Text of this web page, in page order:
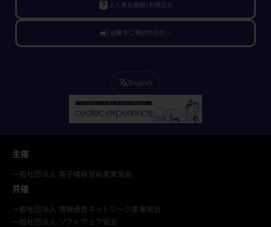
live_help よくある質問/お問合せ
campaign出展をご検討中の方へ
translateEnglish
主催
一般社団法人 電子情報技術産業協会
共催
一般社団法人 情報通信ネットワーク産業協会
一般社団法人 ソフトウェア協会